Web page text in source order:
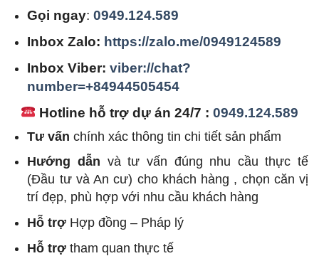
Gọi ngay:0949.124.589
Inbox Zalo: https://zalo.me/0949124589
Inbox Viber:viber://chat?
number=+84944505454
Hotline hỗ trợ dự án 24/7 :0949.124.589
Tư vấn chính xác thông tin chi tiết sản phẩm
Hướng dẫn và tư vấn đúng nhu cầu thực tế
(Đầu tư và An cư) cho khách hàng , chọn căn vị
trí đẹp, phù hợp với nhu cầu khách hàng
Hỗ trợ Hợp đồng – Pháp lý
Hỗ trợtham quan thực tế